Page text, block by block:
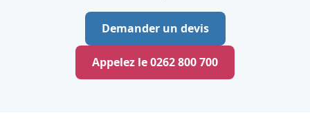
Demander un devis
Appelez le 0262 800 700